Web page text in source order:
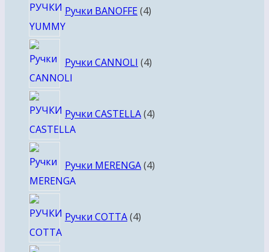
Ручки BANOFFE 4товара
Ручки CANNOLI 4товара
Ручки CASTELLA 4товара
Ручки MERENGA 4товара
Ручки COTTA 4товара